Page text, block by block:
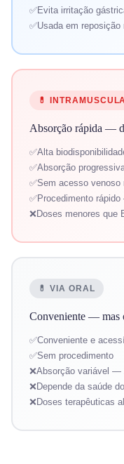
Evita irritação
Usada em
💊
Absorção rápida —
Alta
Absorção
Sem acesso venoso
Procedimento
Doses menores que
💊 VIA ORAL
Conveniente — mas
Conveniente e
Sem procedimento
Absorção variável —
Depende da saúde
Doses terapêuticas